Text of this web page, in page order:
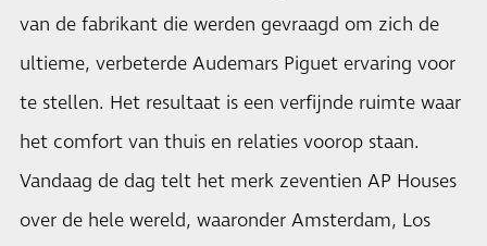
van de fabrikant die werden gevraagd om zich de
ultieme, verbeterde Audemars Piguet ervaring voor
te stellen. Het resultaat is een verfijnde ruimte waar
het comfort van thuis en relaties voorop staan.
Vandaag de dag telt het merk zeventien AP Houses
over de hele wereld, waaronder Amsterdam, Los